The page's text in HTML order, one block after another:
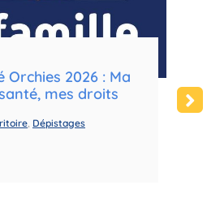
Orchies 2026 : Ma
mes droits
, Dépistages